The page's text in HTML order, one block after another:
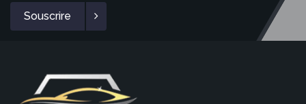
Souscrire